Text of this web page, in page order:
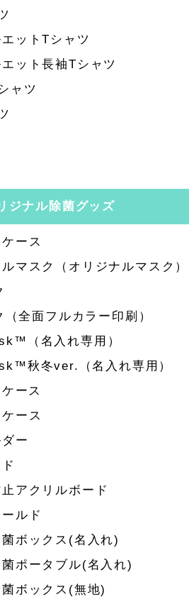
ットTシャツ
ット長袖Tシャツ
ャツ
ジナル除菌グッズ
ース
マスク（オリジナルマスク）
全面フルカラー印刷）
（名入れ専用）
秋冬ver.（名入れ専用）
ース
ース
ー
アクリルボード
ルド
ボックス(名入れ)
ポータブル(名入れ)
ボックス(無地)